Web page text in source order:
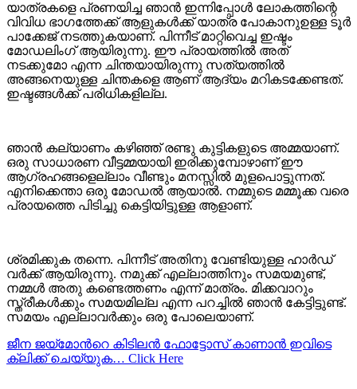
യാത്രകളെ പ്രണയിച്ച ഞാൻ ഇന്നിപ്പോൾ ലോകത്തിന്റെ
വിവിധ ഭാഗത്തേക്ക് ആളുകൾക്ക് യാത്ര പോകാനുഉള്ള ടൂർ
പാക്കേജ് നടത്തുകയാണ്. പിന്നീട് മാറ്റിവെച്ച ഇഷ്ടം
മോഡലിംഗ് ആയിരുന്നു. ഈ പ്രായത്തിൽ അത്
നടക്കുമോ എന്ന ചിന്തയായിരുന്നു സത്യത്തിൽ
അങ്ങനെയുള്ള ചിന്തകളെ ആണ് ആദ്യം മറികടക്കേണ്ടത്.
ഇഷ്ടങ്ങൾക്ക് പരിധികളില്ല.
ഞാൻ കല്യാണം കഴിഞ്ഞ് രണ്ടു കുട്ടികളുടെ അമ്മയാണ്.
ഒരു സാധാരണ വീട്ടമ്മയായി ഇരിക്കുമ്പോഴാണ് ഈ
ആഗ്രഹങ്ങളെല്ലാം വീണ്ടും മനസ്സിൽ മുളപൊട്ടുന്നത്.
എനിക്കെന്താ ഒരു മോഡൽ ആയാൽ. നമ്മുടെ മമ്മൂക്ക വരെ
പ്രായത്തെ പിടിച്ചു കെട്ടിയിട്ടുള്ള ആളാണ്.
ശ്രമിക്കുക തന്നെ. പിന്നീട് അതിനു വേണ്ടിയുള്ള ഹാർഡ്
വർക്ക്‌ ആയിരുന്നു. നമുക്ക് എല്ലാത്തിനും സമയമുണ്ട്,
നമ്മൾ അതു കണ്ടെത്തണം എന്ന് മാത്രം. മിക്കവാറും
സ്ത്രീകൾക്കും സമയമില്ല എന്ന പറച്ചിൽ ഞാൻ കേട്ടിട്ടുണ്ട്.
സമയം എല്ലാവർക്കും ഒരു പോലെയാണ്.
ജീന ജയ്മോന്‍റെ കിടിലന്‍ ഫോട്ടോസ് കാണാന്‍ ഇവിടെ
ക്ലിക്ക് ചെയ്യുക… Click Here